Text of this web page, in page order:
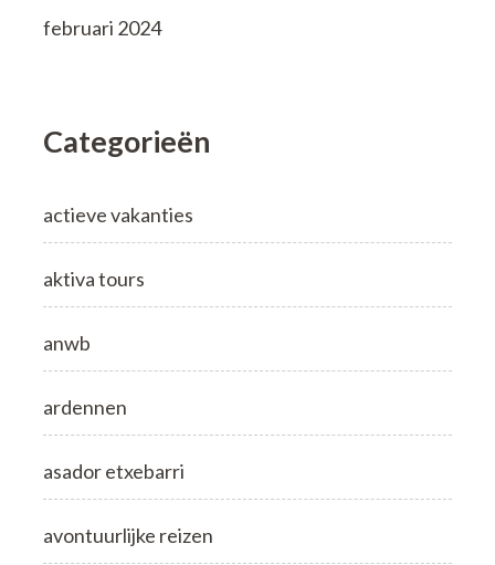
februari 2024
Categorieën
actieve vakanties
aktiva tours
anwb
ardennen
asador etxebarri
avontuurlijke reizen